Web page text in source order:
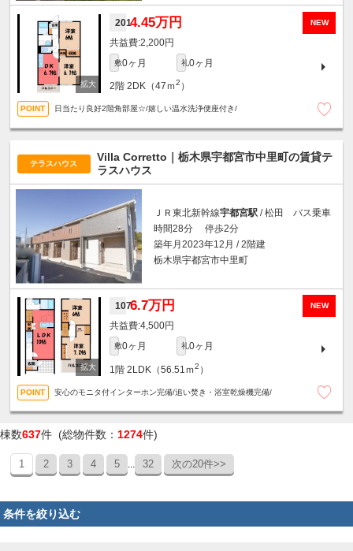
NEW
2014.45万円
2,200円
敷0ヶ月 礼0ヶ月
2階 2DK（47ｍ2 ）
日当たり良好2階角部屋☆/嬉しい温水洗浄便座付き/
テラスハウス
Villa Corretto｜栃木県宇都宮市中里町の賃貸テ
ラスハウス
ＪＲ東北新幹線宇都宮駅 / 松田 バス乗車
時間28分 停歩2分
築年月2023年12月 / 2階建
栃木県宇都宮市中里町
NEW
1076.7万円
4,500円
敷0ヶ月 礼0ヶ月
1階 2LDK（56.51ｍ2 ）
安心のモニタ付インターホン完備/追い焚き・浴室乾燥機完備/
棟数637件 (総物件数： 1274件)
1 2 3 4 5 ... 32 次の20件>>
条件を絞り込む